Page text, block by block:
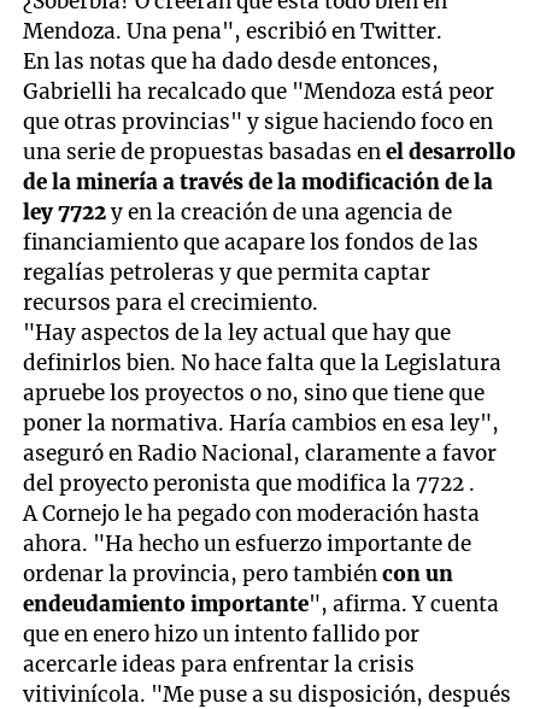
Mendoza. Una pena", escribió en Twitter.
En las notas que ha dado desde entonces,
Gabrielli ha recalcado que "Mendoza está peor
que otras provincias" y sigue haciendo foco en
una serie de propuestas basadas enel desarrollo
de la minería a través de la modificación de la
ley 7722y en la creación de una agencia de
financiamiento que acapare los fondos de las
regalías petroleras y que permita captar
recursos para el crecimiento.
"Hay aspectos de la ley actual que hay que
definirlos bien. No hace falta que la Legislatura
apruebe los proyectos o no, sino que tiene que
poner la normativa. Haría cambios en esa ley",
aseguró en Radio Nacional, claramente a favor
del proyecto peronista que modifica la 7722 .
A Cornejo le ha pegado con moderación hasta
ahora. "Ha hecho un esfuerzo importante de
ordenar la provincia, pero tambiéncon un
endeudamiento importante", afirma. Y cuenta
que en enero hizo un intento fallido por
acercarle ideas para enfrentar la crisis
vitivinícola. "Me puse a su disposición, después